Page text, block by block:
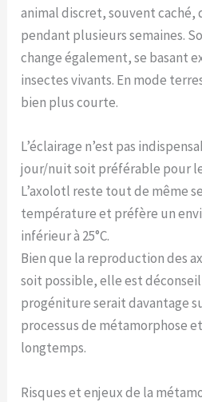
animal discret, souvent
pendant plusieurs semaines.
change également, se basant
insectes vivants. En mode
bien plus courte.
L’éclairage n’est pas
jour/nuit soit préférable pour
L’axolotl reste tout de même
température et préfère un
inférieur à 25°C.
Bien que la reproduction des
soit possible, elle est
progéniture serait davantage
processus de métamorphose
longtemps.
Risques et enjeux de la